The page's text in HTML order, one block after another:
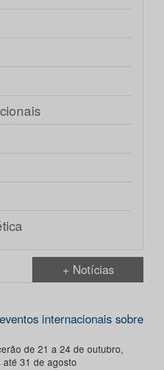
+ Notícias
internacionais sobre
de 21 a 24 de outubro,
31 de agosto